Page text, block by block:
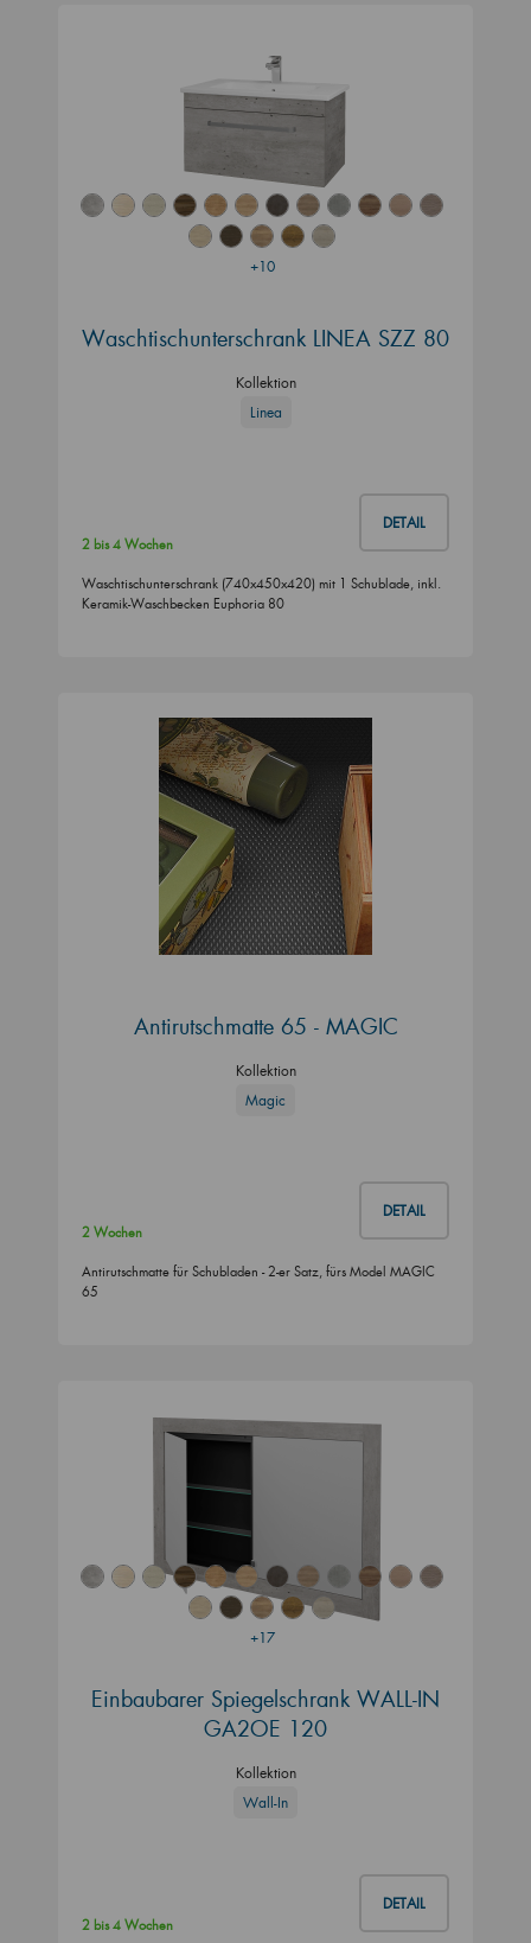
+10
Waschtischunterschrank LINEA SZZ 80
Kollektion
Linea
DETAIL
2 bis 4 Wochen
Waschtischunterschrank (740x450x420) mit 1 Schublade, inkl.
Keramik-Waschbecken Euphoria 80
Antirutschmatte 65 - MAGIC
Kollektion
Magic
DETAIL
2 Wochen
Antirutschmatte für Schubladen - 2-er Satz, fürs Model MAGIC
65
+17
Einbaubarer Spiegelschrank WALL-IN
GA2OE 120
Kollektion
Wall-In
DETAIL
2 bis 4 Wochen